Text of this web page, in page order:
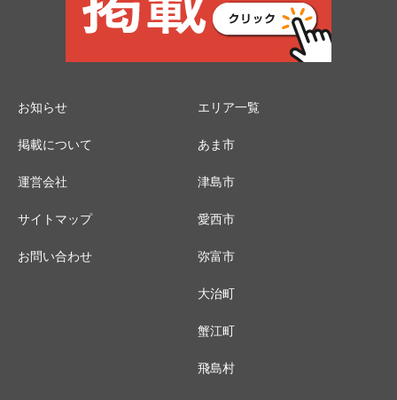
お知らせ
掲載について
運営会社
サイトマップ
お問い合わせ
エリア一覧
あま市
津島市
愛西市
弥富市
大治町
蟹江町
飛島村